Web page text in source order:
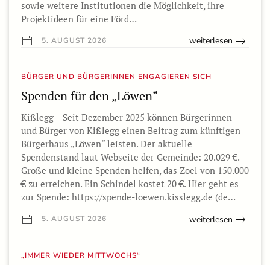
sowie weitere Institutionen die Möglichkeit, ihre
Projektideen für eine Förd…
5. AUGUST 2026 weiterlesen
BÜRGER UND BÜRGERINNEN ENGAGIEREN SICH
Spenden für den „Löwen“
Kißlegg – Seit Dezember 2025 können Bürgerinnen
und Bürger von Kißlegg einen Beitrag zum künftigen
Bürgerhaus „Löwen“ leisten. Der aktuelle
Spendenstand laut Webseite der Gemeinde: 20.029 €.
Große und kleine Spenden helfen, das Zoel von 150.000
€ zu erreichen. Ein Schindel kostet 20 €. Hier geht es
zur Spende: https://spende-loewen.kisslegg.de (de…
5. AUGUST 2026 weiterlesen
„IMMER WIEDER MITTWOCHS“